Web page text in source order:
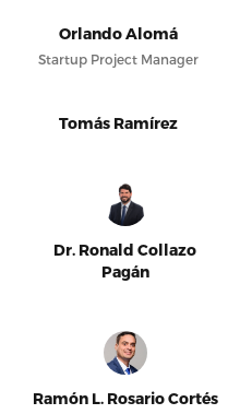
Orlando Alomá
Startup Project Manager
Tomás Ramírez
Dr. Ronald Collazo
Pagán
Ramón L. Rosario Cortés